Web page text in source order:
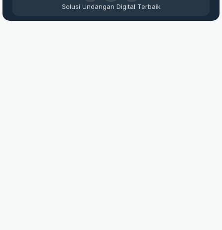
Solusi Undangan Digital Terbaik